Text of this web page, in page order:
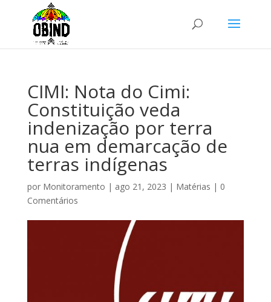
CIMI: Nota do Cimi:
Constituição veda
indenização por terra
nua em demarcação de
terras indígenas
por Monitoramento | ago 21, 2023 | Matérias | 0
Comentários